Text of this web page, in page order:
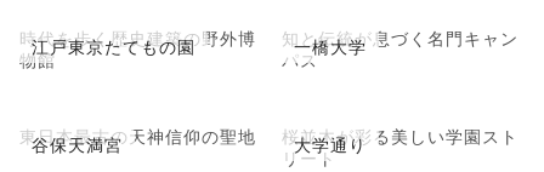
江戸東京たてもの園
時代を歩く歴史建築の野外博
物館
一橋大学
知と伝統が息づく名門キャン
パス
谷保天満宮
東日本最古の天神信仰の聖地 大学通り
桜並木が彩る美しい学園スト
リート